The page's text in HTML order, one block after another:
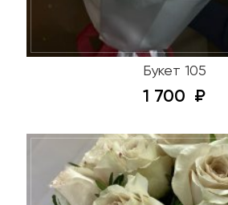
Букет 105
1 700